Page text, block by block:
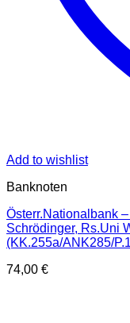
Add to wishlist
Banknoten
Österr.Nationalbank
Schrödinger, Rs.Uni
(KK.255a/ANK285/
74,00 €